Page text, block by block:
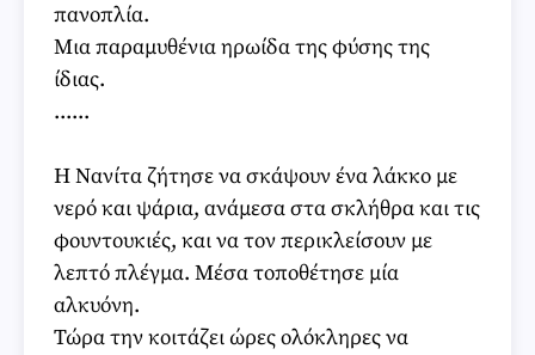
πανοπλία.
Μια παραμυθένια ηρωίδα της φύσης της
ίδιας.
......
Η Νανίτα ζήτησε να σκάψουν ένα λάκκο με
νερό και ψάρια, ανάμεσα στα σκλήθρα και τις
φουντουκιές, και να τον περικλείσουν με
λεπτό πλέγμα. Μέσα τοποθέτησε μία
αλκυόνη.
Τώρα την κοιτάζει ώρες ολόκληρες να